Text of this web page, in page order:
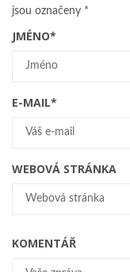
jsou označeny *
JMÉNO*
E-MAIL*
WEBOVÁ STRÁNKA
KOMENTÁŘ